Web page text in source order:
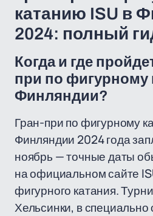
катанию ISU в
2024: полный
Когда и где
при по фигурному
Финляндии?
Гран-при по фигурному
Финляндии 2024 года
ноябрь — точные даты
на официальном сайте
фигурного катания.
Хельсинки, в